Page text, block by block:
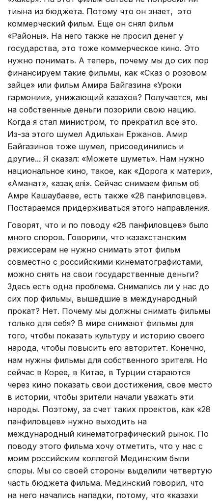
тиына из бюджета. Потому что он знает, это
коммерческий фильм. Еще он снял фильм
«Районы». На него также не просил денег у
государства, это тоже коммерческое кино. Это
нужно понимать. А теперь, почему мы до сих пор
финансируем такие фильмы, как «Сказ о розовом
зайце» или фильм Амира Байгазина «Уроки
гармонии», унижающий казахов? Получается, мы
на собственные деньги позорили свою нацию.
Когда я стал министром, то прекратил все это.
Из-за этого шумел Адильхан Ержанов. Амир
Байгазинов тоже шумел, присоединились и
другие... Я сказал: «Можете шуметь». Нам нужно
национальное кино, такое, как «Дорога к матери»,
«Аманат», «Қазақ елі». Сейчас снимаем фильм об
Амре Кашаубаеве, есть также «28 панфиловцев».
Постараемся придерживаться этого направления.
Говорят, что и по поводу «28 панфиловцев» было
много споров. Говорили, что казахстанским
режиссерам не нужно снимать этот фильм
совместно с российскими кинематографистами,
можно снять на свои государственные деньги?
Здесь есть одна проблема. Снимались ли у нас до
сих пор фильмы, вышедшие в международный
прокат? Нет. Почему мы должны снимать фильмы
только для себя? В мире снимают фильмы для
того, чтобы показать культуру и историю своего
народа, чтобы повысить его авторитет. Конечно,
нам нужны фильмы для собственного зрителя. Но
сейчас в Корее, в Китае, в Турции стараются
через кино показать свои достижения, свое место
в истории, чтобы зрители начали уважать эти
народы. Поэтому, за счет таких проектов, как «28
панфиловцев» нужно выходить на
международный кинематографический рынок. По
поводу этого фильма хочу отметить, что у нас с
моим российским коллегой Мединским были
споры. Мы со своей стороны выделили четвертую
часть бюджета фильма. Мединский говорил, что
на него начались нападки, потому, что «казахи